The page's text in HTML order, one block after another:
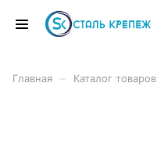
Главная Каталог товаров